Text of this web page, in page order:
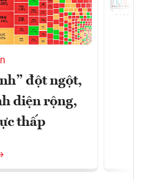
đột ngột,
diện rộng,
thấp